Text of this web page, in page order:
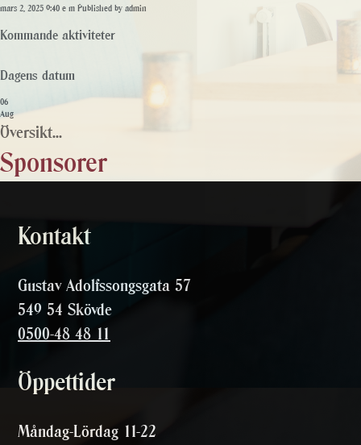
mars 2, 2025 9:40 e m Published by admin
Kommande aktiviteter
Dagens datum
06
Aug
Översikt...
Sponsorer
Kontakt
Gustav Adolfssongsgata 57
549 54 Skövde
0500-48 48 11
Öppettider
Måndag-Lördag 11-22